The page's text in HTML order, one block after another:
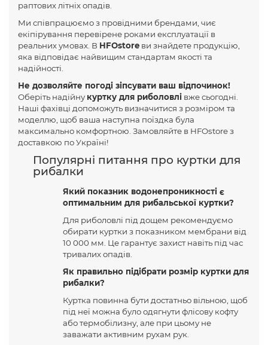
раптових літніх опадів.
Ми співпрацюємо з провідними брендами, чиє
екіпірування перевірене роками експлуатації в
реальних умовах. В HFOstore ви знайдете продукцію,
яка відповідає найвищим стандартам якості та
надійності.
Не дозволяйте погоді зіпсувати ваш відпочинок!
Оберіть надійну куртку для риболовлі вже сьогодні.
Наші фахівці допоможуть визначитися з розміром та
моделлю, щоб ваша наступна поїздка була
максимально комфортною. Замовляйте в HFOstore з
доставкою по Україні!
Популярні питання про куртки для
рибалки
Який показник водонепроникності є
оптимальним для рибальської куртки?
Для риболовлі під дощем рекомендуємо
обирати куртки з показником мембрани від
10 000 мм. Це гарантує захист навіть під час
тривалих опадів.
Як правильно підібрати розмір куртки для
рибалки?
Куртка повинна бути достатньо вільною, щоб
під неї можна було одягнути флісову кофту
або термобілизну, але при цьому не
заважати активним рухам рук.